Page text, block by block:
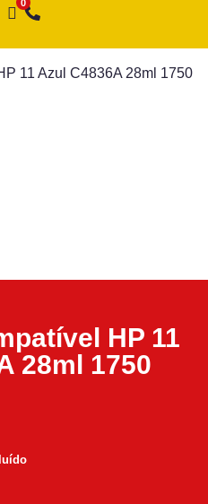
11 Azul C4836A 28ml 1750
HP 11
28ml 1750